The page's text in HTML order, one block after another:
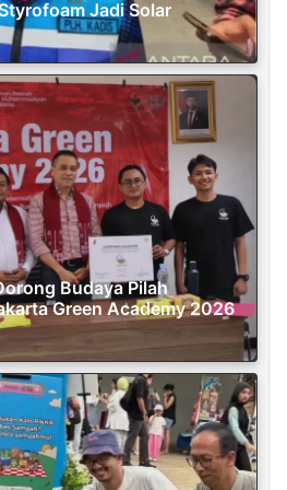
Jadi Solar
Budaya Pilah
Green Academy 2026